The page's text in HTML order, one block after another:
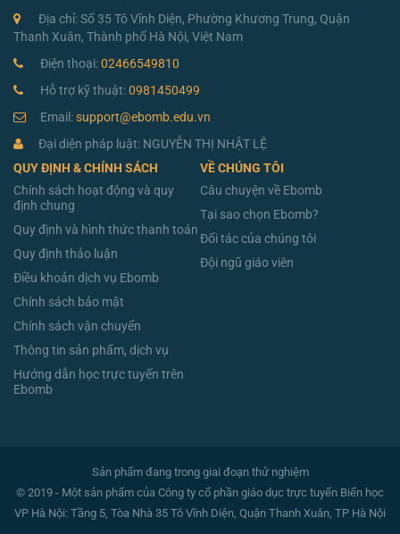
Địa chỉ: Số 35 Tô Vĩnh Diện, Phường Khương Trung, Quận
Thanh Xuân, Thành phố Hà Nội, Việt Nam
Điện thoại:02466549810
Hỗ trợ kỹ thuật:0981450499
Email:support@ebomb.edu.vn
Đại diện pháp luật: NGUYỄN THỊ NHẬT LỆ
QUY ĐỊNH & CHÍNH SÁCH
Chính sách hoạt động và quy
định chung
Quy định và hình thức thanh toán
Quy định thảo luận
Điều khoản dịch vụ Ebomb
Chính sách bảo mật
Chính sách vận chuyển
Thông tin sản phẩm, dịch vụ
Hướng dẫn học trực tuyến trên
Ebomb
VỀ CHÚNG TÔI
Câu chuyện về Ebomb
Tại sao chọn Ebomb?
Đối tác của chúng tôi
Đội ngũ giáo viên
Sản phẩm đang trong giai đoạn thử nghiệm
© 2019 - Một sản phẩm của Công ty cổ phần giáo dục trực tuyến Biển học
VP Hà Nội: Tầng 5, Tòa Nhà 35 Tô Vĩnh Diện, Quận Thanh Xuân, TP Hà Nội